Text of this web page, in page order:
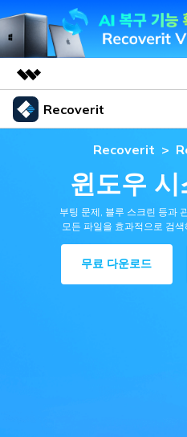
주요 제품Recoverit
Recoverit -
선도적인 데이터 복구 전
미디어 복구하기
문서 복구하기
복구 Tips
외장 저장장치 복구
리커버릿 개요
Recoverit >
윈도우
부팅 문제, 블루 스크린 등과
모든 파일을 효과적으로 검
무료 다운로드